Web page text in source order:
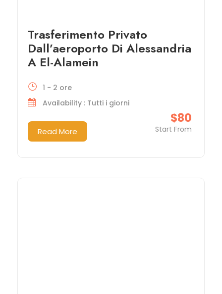
Trasferimento Privato
Dall’aeroporto Di Alessandria
A El-Alamein
$80
Start From
1 - 2 ore
Availability : Tutti i giorni
Read More